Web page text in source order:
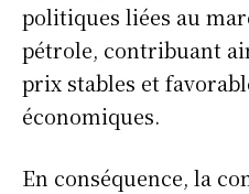
politiques liées au
pétrole, contribuant
prix stables et
économiques.
En conséquence, la